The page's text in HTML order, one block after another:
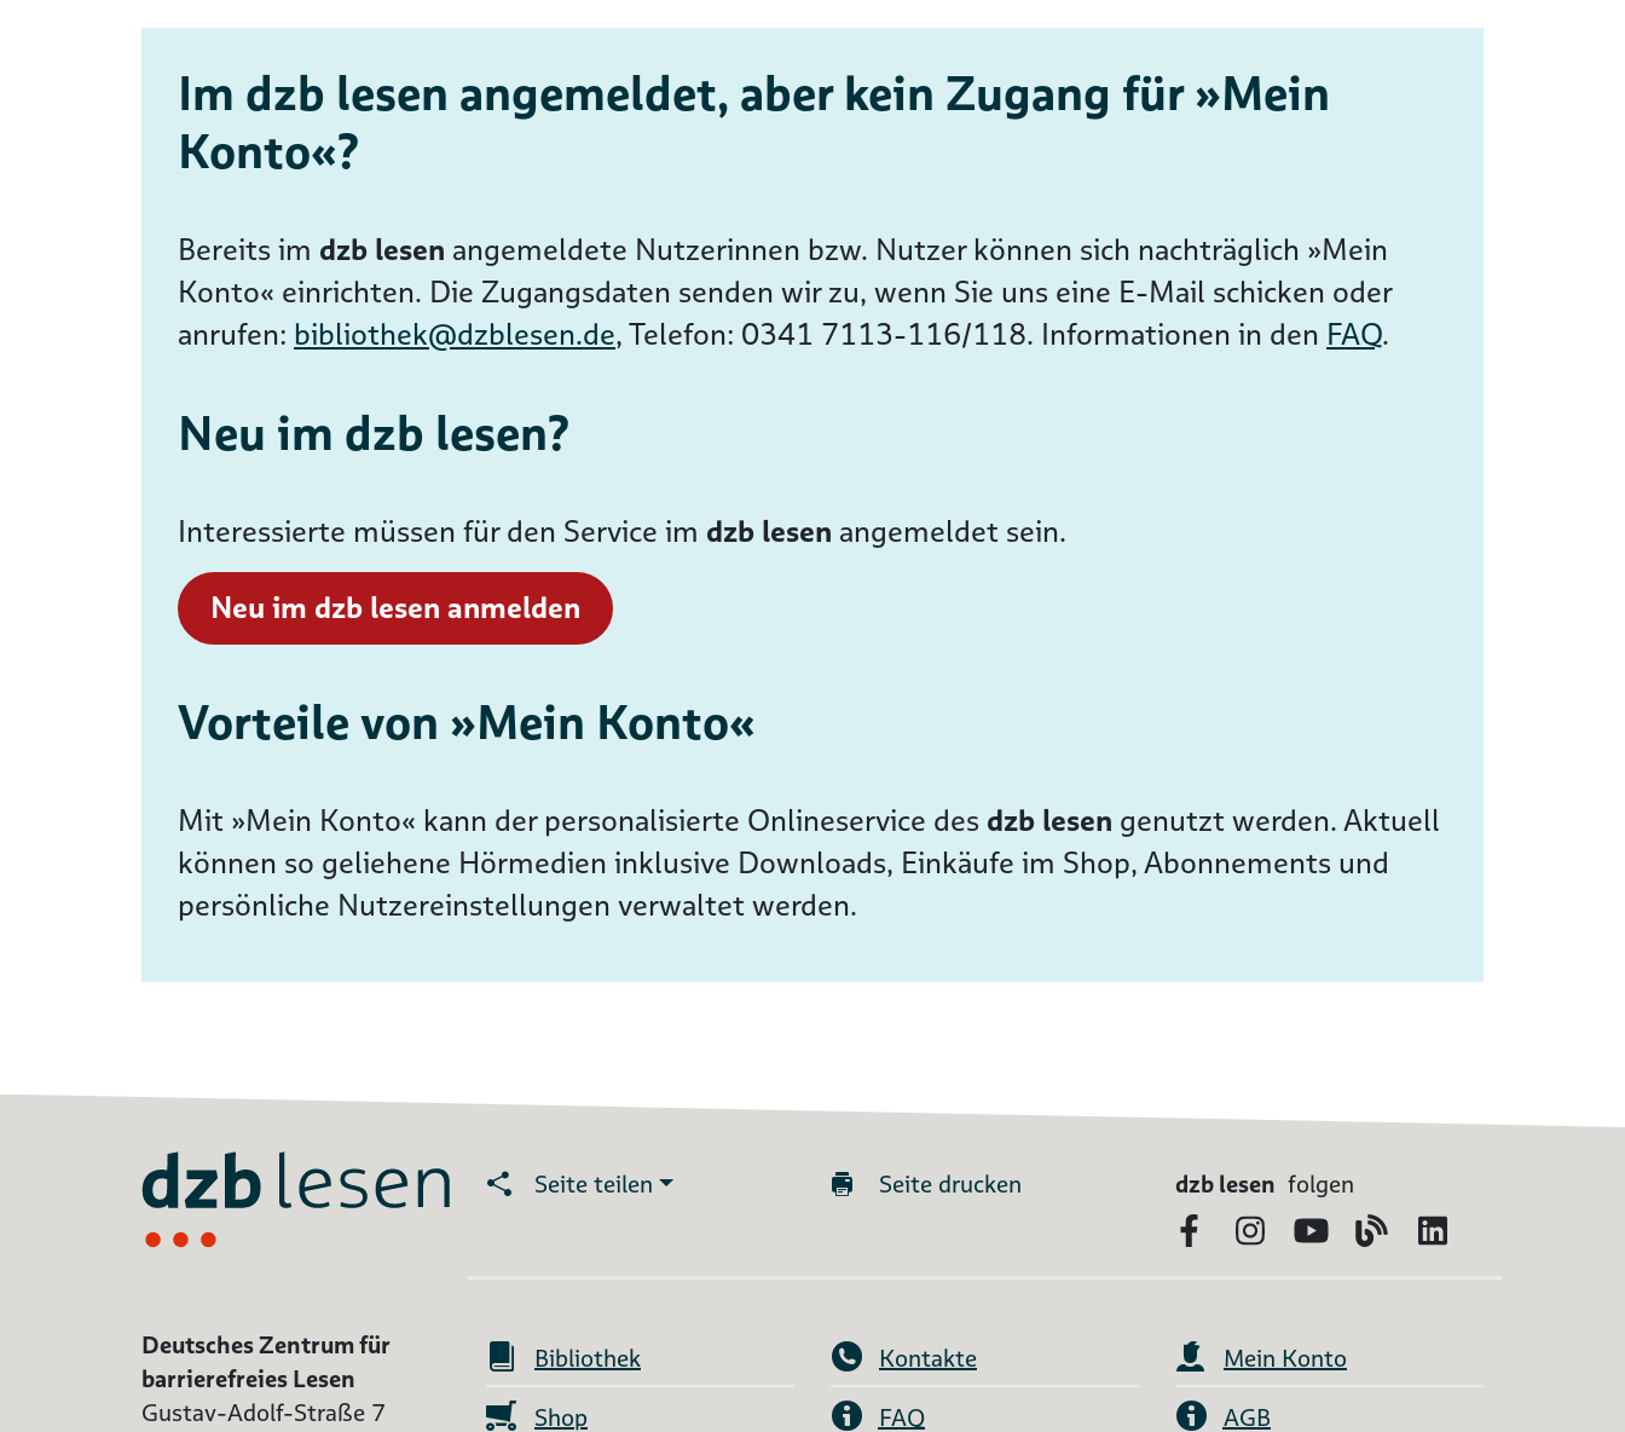
Im dzb lesen angemeldet, aber kein Zugang für »Mein
Konto«?
Bereits im dzb lesen angemeldete Nutzerinnen bzw. Nutzer können sich nachträglich »Mein
Konto« einrichten. Die Zugangsdaten senden wir zu, wenn Sie uns eine E-Mail schicken oder
anrufen: bibliothek@dzblesen.de, Telefon: 0341 7113-116/118. Informationen in den FAQ.
Neu im dzb lesen?
Interessierte müssen für den Service im dzb lesen angemeldet sein.
Neu im dzb lesen anmelden
Vorteile von »Mein Konto«
Mit »Mein Konto« kann der personalisierte Onlineservice des dzb lesen genutzt werden. Aktuell
können so geliehene Hörmedien inklusive Downloads, Einkäufe im Shop, Abonnements und
persönliche Nutzereinstellungen verwaltet werden.
Seite teilen Seite drucken dzb lesen folgen
FacebookInstagram
YouTubeBlog
Deutsches Zentrum für
barrierefreies Lesen
Gustav-Adolf-Straße 7
Bibliothek Kontakte
Mein Konto
Shop
FAQ AGB